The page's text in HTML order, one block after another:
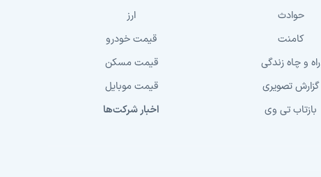
حوادث
کامنت
راه و چاه زندگی
گزارش تصویری
بازتاب تی وی
ارز
قیمت خودرو
قیمت مسکن
قیمت موبایل
اخبار شرکت‌ها